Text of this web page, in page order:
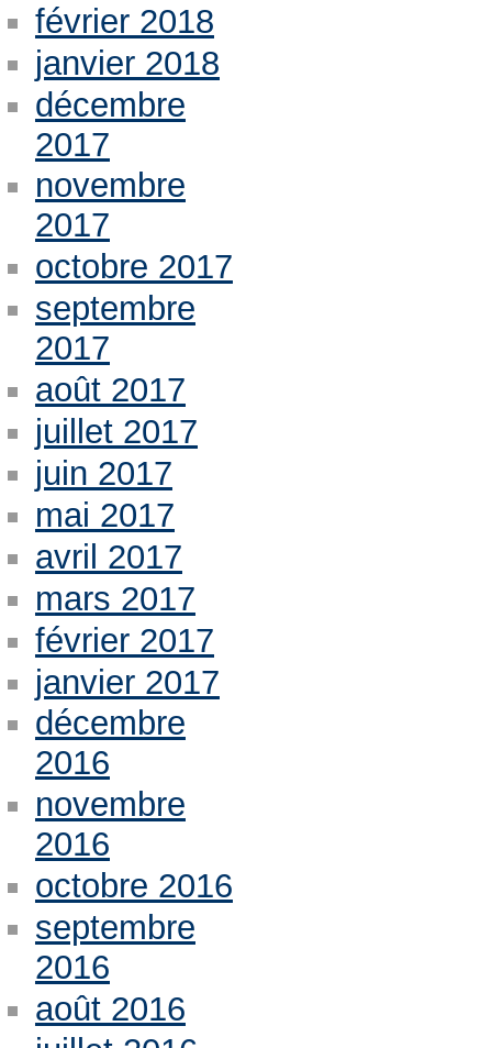
février 2018
janvier 2018
décembre
2017
novembre
2017
octobre 2017
septembre
2017
août 2017
juillet 2017
juin 2017
mai 2017
avril 2017
mars 2017
février 2017
janvier 2017
décembre
2016
novembre
2016
octobre 2016
septembre
2016
août 2016